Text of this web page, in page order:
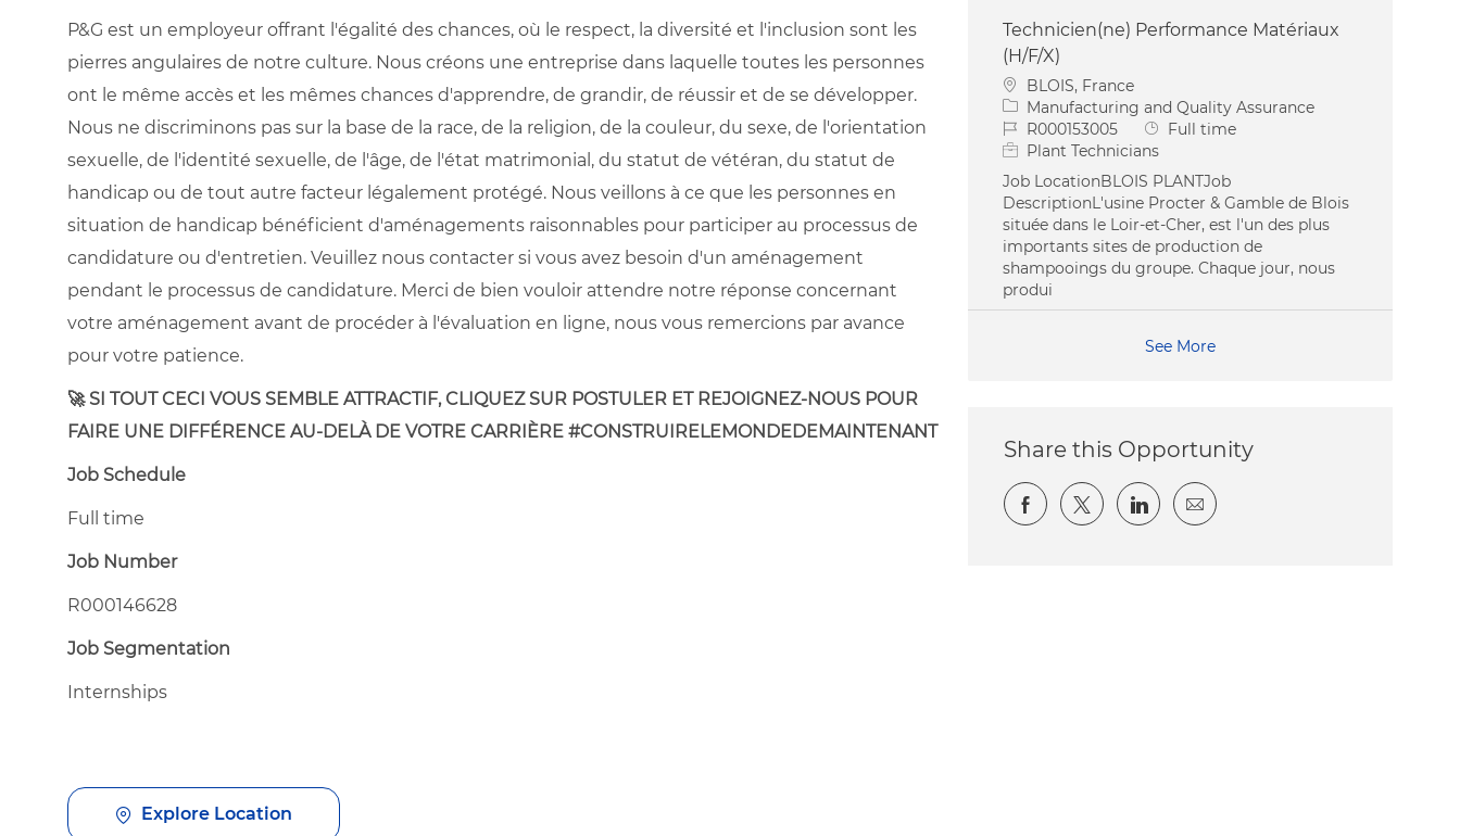
P&G est un employeur offrant l'égalité des chances, où le respect, la diversité et l'inclusion sont les
pierres angulaires de notre culture. Nous créons une entreprise dans laquelle toutes les personnes
ont le même accès et les mêmes chances d'apprendre, de grandir, de réussir et de se développer.
Nous ne discriminons pas sur la base de la race, de la religion, de la couleur, du sexe, de l'orientation
sexuelle, de l'identité sexuelle, de l'âge, de l'état matrimonial, du statut de vétéran, du statut de
handicap ou de tout autre facteur légalement protégé. Nous veillons à ce que les personnes en
situation de handicap bénéficient d'aménagements raisonnables pour participer au processus de
candidature ou d'entretien. Veuillez nous contacter si vous avez besoin d'un aménagement
pendant le processus de candidature. Merci de bien vouloir attendre notre réponse concernant
votre aménagement avant de procéder à l'évaluation en ligne, nous vous remercions par avance
pour votre patience.
🚀 ​SI TOUT CECI VOUS SEMBLE ATTRACTIF, CLIQUEZ SUR POSTULER ET REJOIGNEZ-NOUS POUR
FAIRE UNE DIFFÉRENCE AU-DELÀ DE VOTRE CARRIÈRE #CONSTRUIRELEMONDEDEMAINTENANT
Job Schedule
Full time
Job Number
R000146628
Job Segmentation
Internships
Explore Location
Technicien(ne) Performance Matériaux
(H/F/X)
Location
BLOIS, France
Category
Manufacturing and Quality Assurance
Job IdR000153005 Job Type
Full time
Plant Technicians
Job LocationBLOIS PLANTJob
DescriptionL'usine Procter & Gamble de Blois
située dans le Loir-et-Cher, est l'un des plus
importants sites de production de
shampooings du groupe. Chaque jour, nous
produi
See More
Share this Opportunity
Share via Facebook
Share via twitter
Share via LinkedIn
Share via email